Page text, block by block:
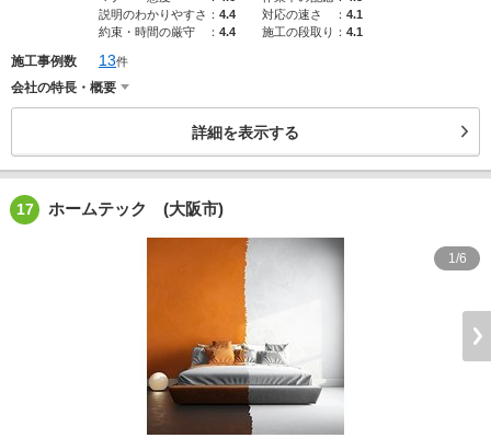
説明のわかりやすさ ： 4.4 対応の速さ ： 4.1
約束・時間の厳守
： 4.4 施工の段取り ： 4.1
施工事例数 13件
会社の特長・概要
詳細を表示する
17 ホームテック (大阪市)
1/6